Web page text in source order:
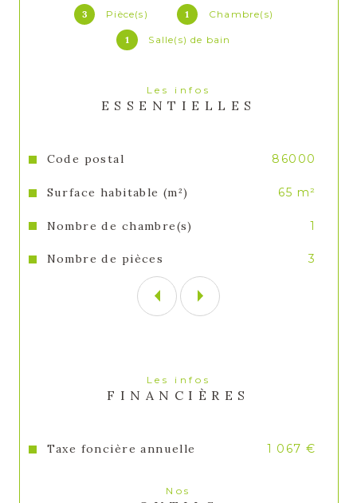
3 Pièce(s) 1 Chambre(s)
1 Salle(s) de bain
Les infos
ESSENTIELLES
Caractéristiques Valeurs
Code postal 86000
Surface habitable (m²) 65 m²
Nombre de chambre(s) 1
Nombre de pièces 3
Les infos
FINANCIÈRES
Taxe foncière annuelle 1 067 €
Nos